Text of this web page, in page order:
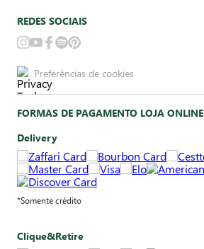
REDES SOCIAIS
Preferências de cookies
FORMAS DE PAGAMENTO LOJA ONLINE
Delivery
*Somente crédito
Clique&Retire